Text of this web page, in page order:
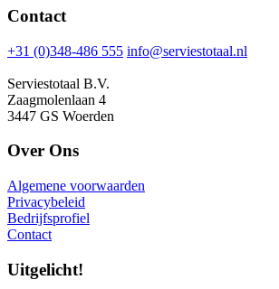
Contact
+31 (0)348-486 555 info@serviestotaal.nl
Serviestotaal B.V.
Zaagmolenlaan 4
3447 GS Woerden
Over Ons
Algemene voorwaarden
Privacybeleid
Bedrijfsprofiel
Contact
Uitgelicht!